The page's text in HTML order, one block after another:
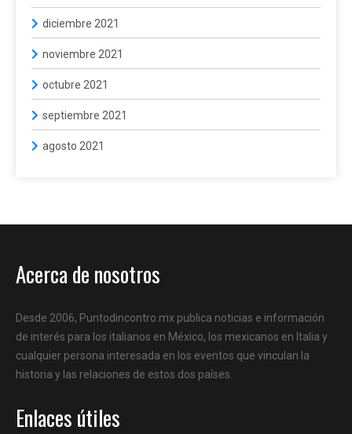
diciembre 2021
noviembre 2021
octubre 2021
septiembre 2021
agosto 2021
Acerca de nosotros
Desde 2006, Puntodincontro.mx publica noticias e información
de interés para los italianos en México, los mexicanos en Italia y
cualquier persona interesada en los eventos que vinculan la
historia y las relaciones de estos dos países.
Enlaces útiles